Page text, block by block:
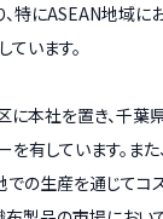
、特にASEAN地域
います。
に本社を置き、千葉
有しています。また
での生産を通じてコ